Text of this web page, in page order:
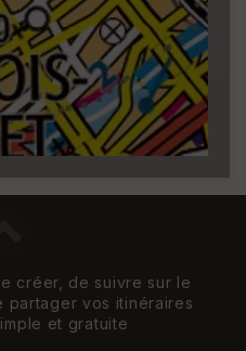
à partir du niveau de
créer, de suivre sur le
vos itinéraires
et gratuite